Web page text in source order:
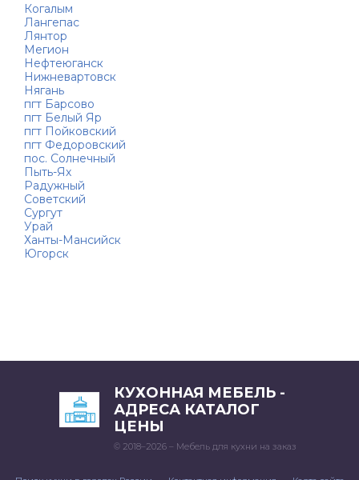
Когалым
Лангепас
Лянтор
Мегион
Нефтеюганск
Нижневартовск
Нягань
пгт Барсово
пгт Белый Яр
пгт Пойковский
пгт Федоровский
пос. Солнечный
Пыть-Ях
Радужный
Советский
Сургут
Урай
Ханты-Мансийск
Югорск
КУХОННАЯ МЕБЕЛЬ -
АДРЕСА КАТАЛОГ
ЦЕНЫ
© 2018–2026 – Мебель для кухни на заказ